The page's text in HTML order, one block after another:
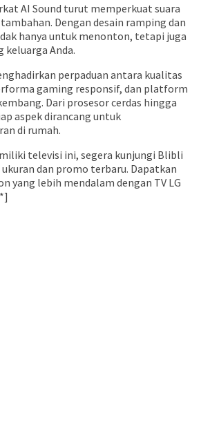
AI Sound turut memperkuat suara
Dengan desain ramping dan
hanya untuk menonton, tetapi juga
Anda.
perpaduan antara kualitas
gaming responsif, dan platform
Dari prosesor cerdas hingga
aspek dirancang untuk
di rumah.
televisi ini, segera kunjungi Blibli
dan promo terbaru. Dapatkan
yang lebih mendalam dengan TV LG